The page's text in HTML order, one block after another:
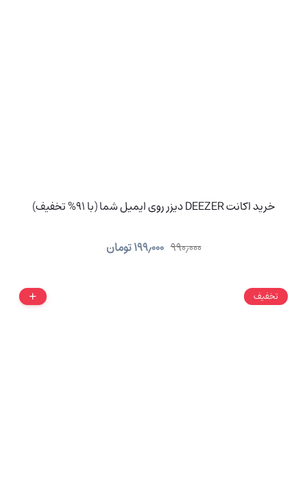
خرید اکانت DEEZER دیزر روی ایمیل شما (با 91% تخفیف)
۹۹۰٫۰۰۰ ۱۹۹٫۰۰۰تومان
تخفیف